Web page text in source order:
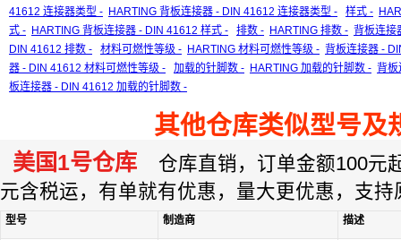
41612 连接器类型 - HARTING 背板连接器 - DIN 41612 连接器类型 - 样式 -
式 - HARTING 背板连接器 - DIN 41612 样式 - 排数 - HARTING 排数 - 背板连接
DIN 41612 排数 -
材料可燃性等级 - HARTING 材料可燃性等级 - 背板连接器 -
器 - DIN 41612 材料可燃性等级 -
加载的针脚数 - HARTING 加载的针脚数 - 背板
板连接器 - DIN 41612 加载的针脚数 -
其他仓库类似型号及
美国1号仓库 仓库直销，订单金额100元
元含税运，有单就有优惠，量大更优惠，支持
型号 制造商 描述